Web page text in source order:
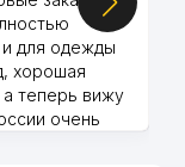
и для одежды
хорошая
теперь вижу
очень